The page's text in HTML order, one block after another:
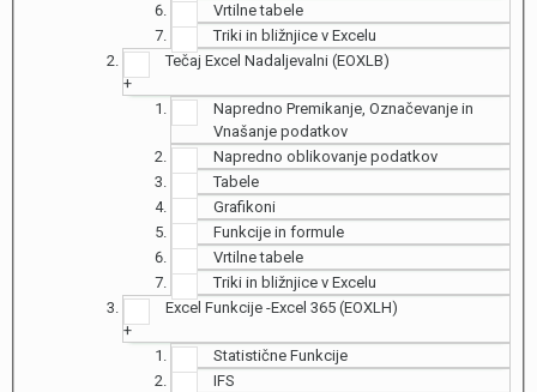
Vrtilne tabele
Triki in bližnjice v Excelu
Tečaj Excel Nadaljevalni (EOXLB)
+
Napredno Premikanje, Označevanje in
Vnašanje podatkov
Napredno oblikovanje podatkov
Tabele
Grafikoni
Funkcije in formule
Vrtilne tabele
Triki in bližnjice v Excelu
Excel Funkcije -Excel 365 (EOXLH)
+
Statistične Funkcije
IFS